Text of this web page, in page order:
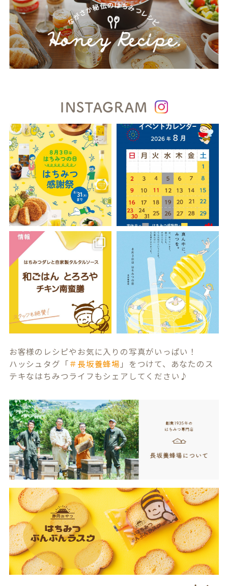
INSTAGRAM
お客様のレシピやお気に入りの写真がいっぱい！
ハッシュタグ「＃長坂養蜂場 」をつけて、あなたのス
テキなはちみつライフもシェアしてください♪